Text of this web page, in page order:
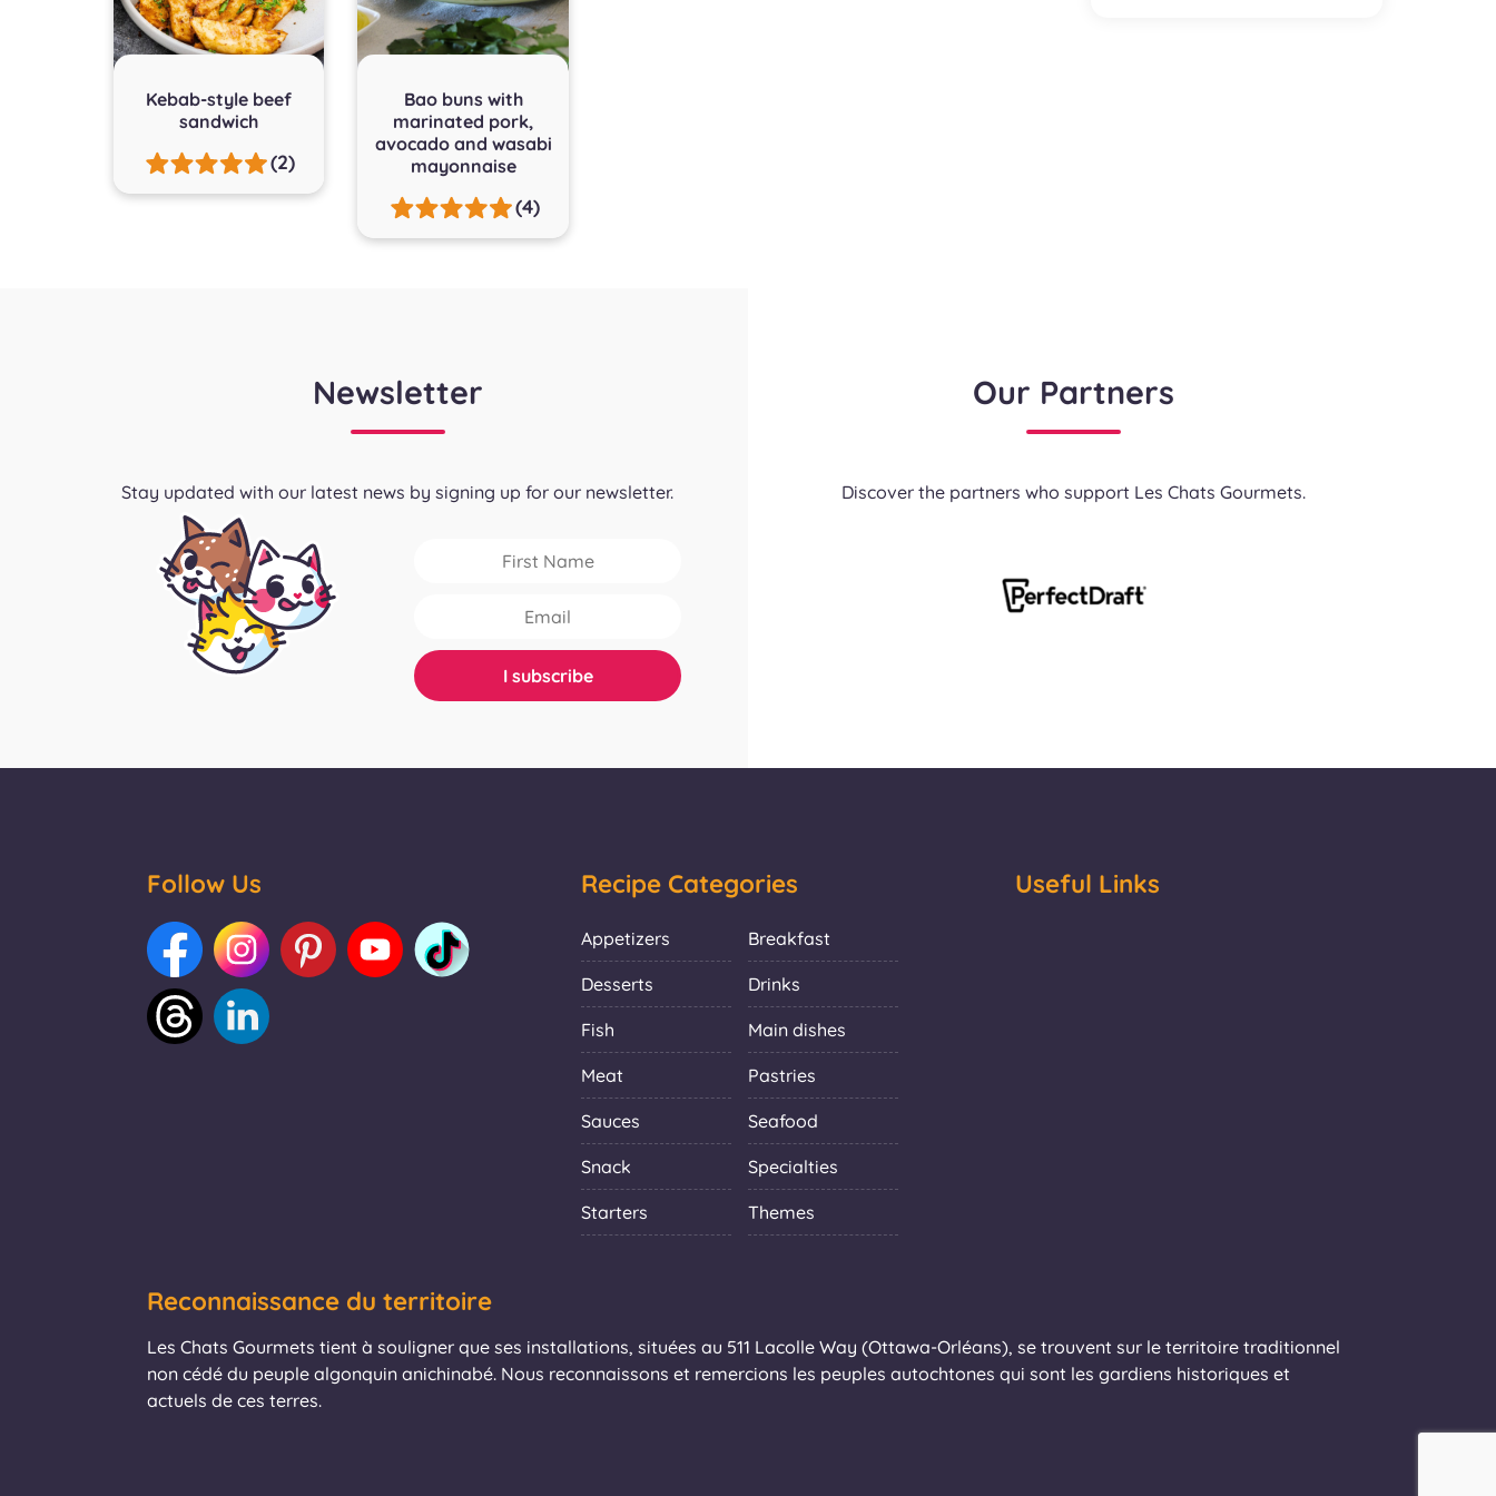
Kebab-style beef
sandwich
(2)
Bao buns with
marinated pork,
avocado and wasabi
mayonnaise
(4)
Newsletter
Stay updated with our latest news by signing up for our newsletter.
Our Partners
Discover the partners who support Les Chats Gourmets.
Follow Us Recipe Categories
Appetizers Breakfast
Desserts Drinks
Fish Main dishes
Meat Pastries
Sauces Seafood
Snack Specialties
Starters Themes
Useful Links
Reconnaissance du territoire
Les Chats Gourmets tient à souligner que ses installations, situées au 511 Lacolle Way (Ottawa-Orléans), se trouvent sur le territoire traditionnel
non cédé du peuple algonquin anichinabé. Nous reconnaissons et remercions les peuples autochtones qui sont les gardiens historiques et
actuels de ces terres.